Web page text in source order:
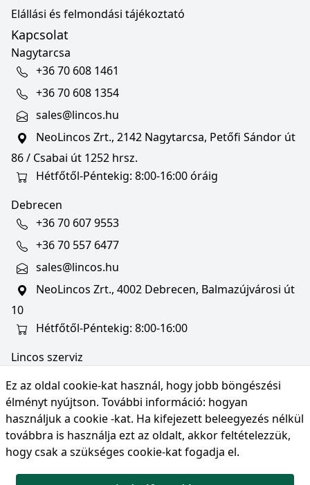
Ez az oldal cookie-kat használ, hogy jobb böngészési
élményt nyújtson. További információ: hogyan
használjuk a cookie -kat. Ha kifejezett beleegyezés nélkül
továbbra is használja ezt az oldalt, akkor feltételezzük,
hogy csak a szükséges cookie-kat fogadja el.
Elállási és felmondási tájékoztató
Kapcsolat
Nagytarcsa
+36 70 608 1461
+36 70 608 1354
sales@lincos.hu
NeoLincos Zrt., 2142 Nagytarcsa, Petőfi Sándor út
86 / Csabai út 1252 hrsz.
Hétfőtől-Péntekig: 8:00-16:00 óráig
Debrecen
+36 70 607 9553
+36 70 557 6477
sales@lincos.hu
NeoLincos Zrt., 4002 Debrecen, Balmazújvárosi út
10
Hétfőtől-Péntekig: 8:00-16:00
Lincos szerviz
NeoLincos Zrt., 4002 Debrecen, Balmazújvárosi út
10
Nyitvatartás: hétfő-péntek 8:00-16:00